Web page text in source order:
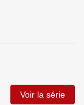
Voir la série